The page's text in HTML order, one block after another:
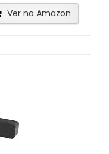
Ver na Amazon